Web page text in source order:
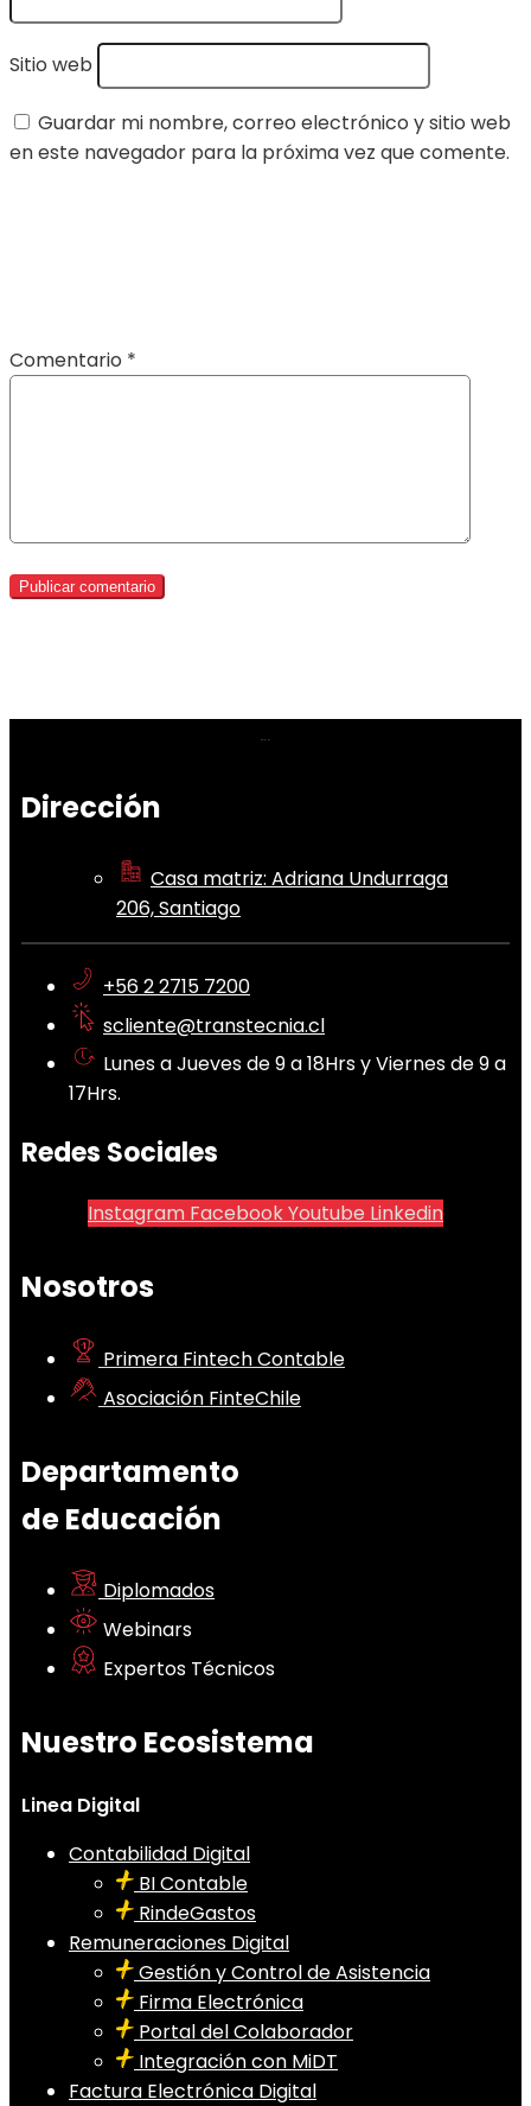
Sitio web
Guardar mi nombre, correo electrónico y sitio web
en este navegador para la próxima vez que comente.
Comentario *
Dirección
Casa matriz: Adriana Undurraga
206, Santiago
+56 2 2715 7200
scliente@transtecnia.cl
Lunes a Jueves de 9 a 18Hrs y Viernes de 9 a
17Hrs.
Redes Sociales
Instagram FacebookYoutube Linkedin
Nosotros
Primera Fintech Contable
Asociación FinteChile
Departamento
de Educación
Diplomados
Webinars
Expertos Técnicos
Nuestro Ecosistema
Linea Digital
Contabilidad Digital
BI Contable
RindeGastos
Remuneraciones Digital
Gestión y Control de Asistencia
Firma Electrónica
Portal del Colaborador
Integración con MiDT
Factura Electrónica Digital